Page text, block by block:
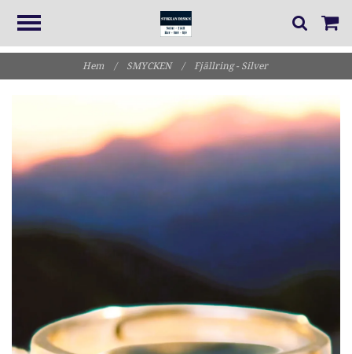
Hem / SMYCKEN / Fjällring - Silver